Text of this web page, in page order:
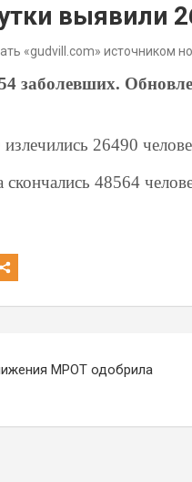
выявили
«gudvill.com» источником
заболевших.
излечились 26490
скончались 48564
МРОТ одобрила